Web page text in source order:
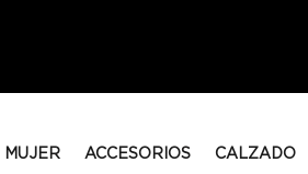
MUJER ACCESORIOS CALZADO